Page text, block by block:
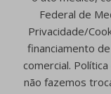
Federal de
Privacidade/
financiamento
comercial.
não fazemos